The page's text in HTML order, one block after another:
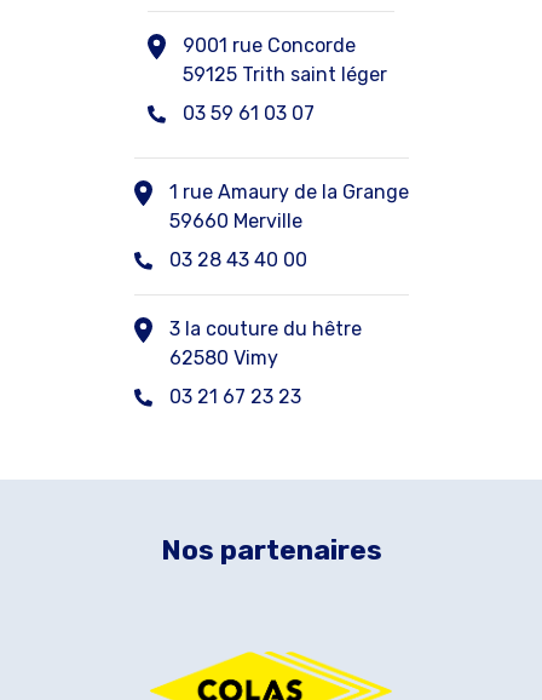
9001 rue Concorde
59125 Trith saint léger
03 59 61 03 07
1 rue Amaury de la Grange
59660 Merville
03 28 43 40 00
3 la couture du hêtre
62580 Vimy
03 21 67 23 23
Nos partenaires